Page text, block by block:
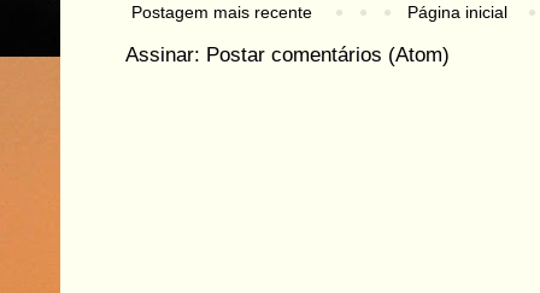
Postagem mais recente Página inicial
Assinar: Postar comentários (Atom)